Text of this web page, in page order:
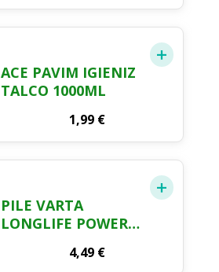
ACE PAVIM IGIENIZ
TALCO 1000ML
1,99 €
PILE VARTA
LONGLIFE POWER
4,49 €